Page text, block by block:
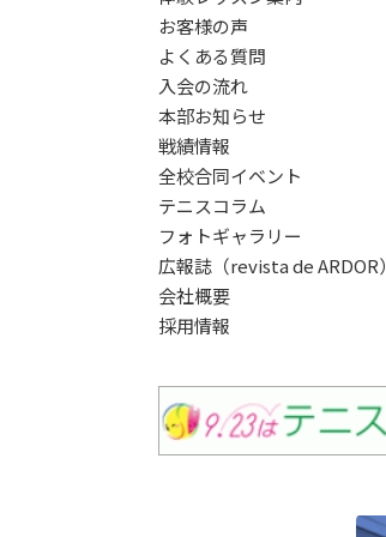
お客様の声
よくある質問
入会の流れ
本部お知らせ
戦績情報
全校合同イベント
テニスコラム
フォトギャラリー
広報誌（revista de ARDOR）
会社概要
採用情報